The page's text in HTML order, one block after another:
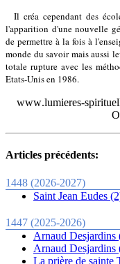
Il créa cependant des
l'apparition d'une nouvelle
de permettre à la fois à
monde du savoir mais aussi
totale rupture avec les
Etats-Unis en 1986.
www.lumieres-
Articles précédents:
1448 (2026-2027)
Saint Jean Eudes
1447 (2025-2026)
Arnaud Desjardins
Arnaud
La prière de sainte